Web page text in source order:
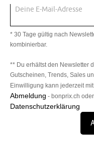
Deine E-Mail-Adresse
* 30 Tage gültig nach
kombinierbar.
** Du erhältst den Newsletter
Gutscheinen, Trends, Sales
Einwilligung kann jederzeit
Abmeldung - bonprix.ch
Datenschutzerklärung